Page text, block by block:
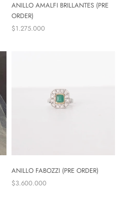
ANILLO AMALFI BRILLANTES (PRE
ORDER)
$1.275.000
ANILLO FABOZZI (PRE ORDER)
$3.600.000